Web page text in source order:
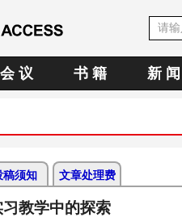
会 议 书 籍 新 闻
稿须知 文章处理费
教学中的探索